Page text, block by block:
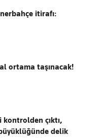
itirafı:
ortama taşınacak!
kontrolden çıktı,
delik